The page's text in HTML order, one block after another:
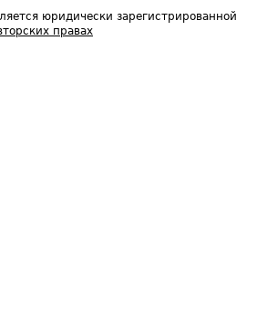
юридически зарегистрированной
правах